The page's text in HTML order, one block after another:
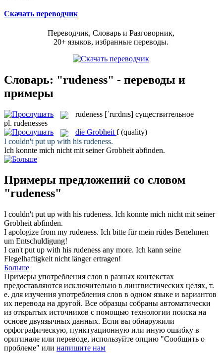
Скачать переводчик
Переводчик, Словарь и Разговорник,
20+ языков, избранные переводы.
Словарь: "rudeness" - переводы и
примеры
rudeness [ˈru:dnɪs] существительное
pl. rudenesses
die Grobheit f (quality)
I couldn't put up with his rudeness.
Ich konnte mich nicht mit seinerGrobheit abfinden.
Примеры предложений со словом
"rudeness"
I couldn't put up with his rudeness. Ich konnte mich nicht mit seiner
Grobheit abfinden.
I apologize from my rudeness. Ich bitte für mein rüdes Benehmen
um Entschuldigung!
I can't put up with his rudeness any more. Ich kann seine
Flegelhaftigkeit nicht länger ertragen!
Больше
Примеры употребления слов в разных контекстах
предоставляются исключительно в лингвистических целях, т.
е. для изучения употребления слов в одном языке и вариантов
их перевода на другой. Все образцы собраны автоматически
из открытых источников с помощью технологии поиска на
основе двуязычных данных. Если вы обнаружили
орфографическую, пунктуационную или иную ошибку в
оригинале или переводе, используйте опцию "Сообщить о
проблеме" или напишите нам